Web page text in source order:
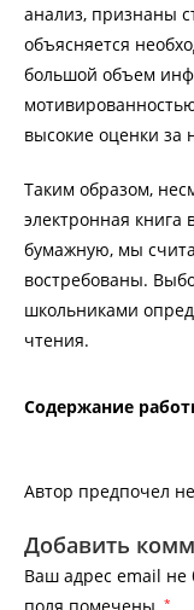
анализ, признаны
объясняется
большой объем
высокие оценки за
Таким образом,
электронная
бумажную, мы
востребованы.
школьниками
чтения.
Содержание
Автор предпочел
Добавить
Ваш адрес email не
*